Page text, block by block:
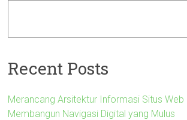
Recent Posts
Merancang Arsitektur Informasi Situs Web
Membangun Navigasi Digital yang Mulus